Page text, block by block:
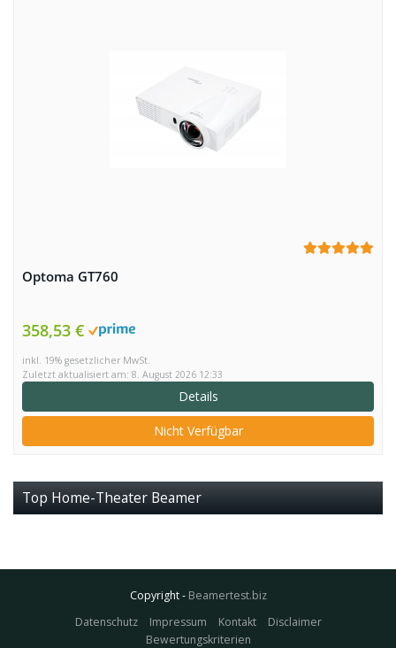
Optoma GT760
358,53 €
inkl. 19% gesetzlicher MwSt.
Zuletzt aktualisiert am: 8. August 2026 12:33
Details
Nicht Verfügbar
Top Home-Theater Beamer
Copyright - Beamertest.biz
Datenschutz
Impressum Kontakt
Disclaimer
Bewertungskriterien